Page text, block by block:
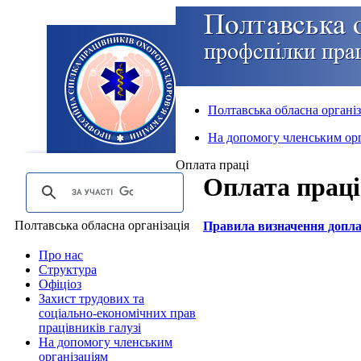
Полтавська обласна
На допомогу членським
Оплата праці
Полтавська обласна організація
Про нас
Структура
Офіціоз
Захист трудових та
соціально-економічних прав
працівників галузі
На допомогу членським
організаціям
Оплата праці
Правила визначення